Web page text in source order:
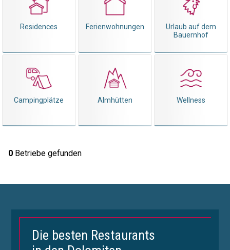
Residences Ferienwohnungen
Urlaub auf dem
Bauernhof
Campingplätze Almhütten Wellness
0Betriebe gefunden
Die besten Restaurants